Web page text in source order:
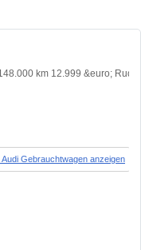
Audi Gebrauchtwagen anzeigen